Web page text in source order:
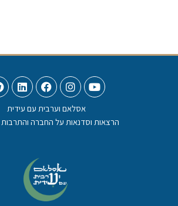
אסלאם וערבית עם עידית
הרצאות וסדנאות על החברה